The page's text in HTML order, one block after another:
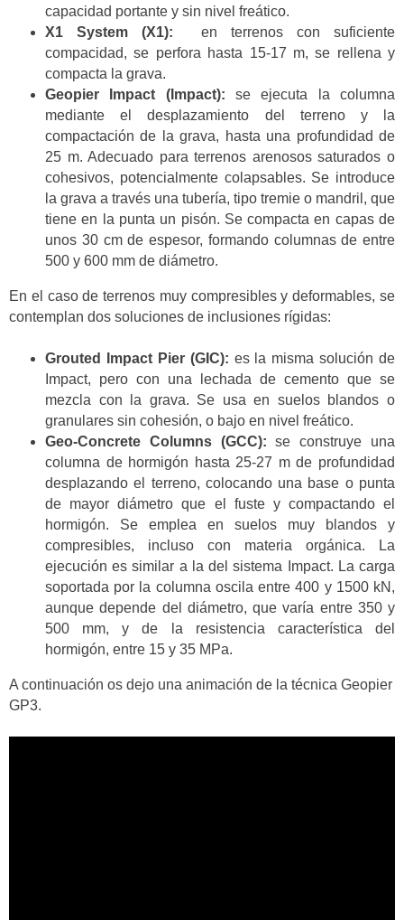
capacidad portante y sin nivel freático.
X1 System (X1): en terrenos con suficiente
compacidad, se perfora hasta 15-17 m, se rellena y
compacta la grava.
Geopier Impact (Impact): se ejecuta la columna
mediante el desplazamiento del terreno y la
compactación de la grava, hasta una profundidad de
25 m. Adecuado para terrenos arenosos saturados o
cohesivos, potencialmente colapsables. Se introduce
la grava a través una tubería, tipo tremie o mandril, que
tiene en la punta un pisón. Se compacta en capas de
unos 30 cm de espesor, formando columnas de entre
500 y 600 mm de diámetro.
En el caso de terrenos muy compresibles y deformables, se
contemplan dos soluciones de inclusiones rígidas:
Grouted Impact Pier (GIC): es la misma solución de
Impact, pero con una lechada de cemento que se
mezcla con la grava. Se usa en suelos blandos o
granulares sin cohesión, o bajo en nivel freático.
Geo-Concrete Columns (GCC):se construye una
columna de hormigón hasta 25-27 m de profundidad
desplazando el terreno, colocando una base o punta
de mayor diámetro que el fuste y compactando el
hormigón. Se emplea en suelos muy blandos y
compresibles, incluso con materia orgánica. La
ejecución es similar a la del sistema Impact. La carga
soportada por la columna oscila entre 400 y 1500 kN,
aunque depende del diámetro, que varía entre 350 y
500 mm, y de la resistencia característica del
hormigón, entre 15 y 35 MPa.
A continuación os dejo una animación de la técnica Geopier
GP3.